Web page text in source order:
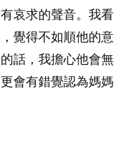
哀求的聲音。我看
覺得不如順他的意
話，我擔心他會無
會有錯覺認為媽媽